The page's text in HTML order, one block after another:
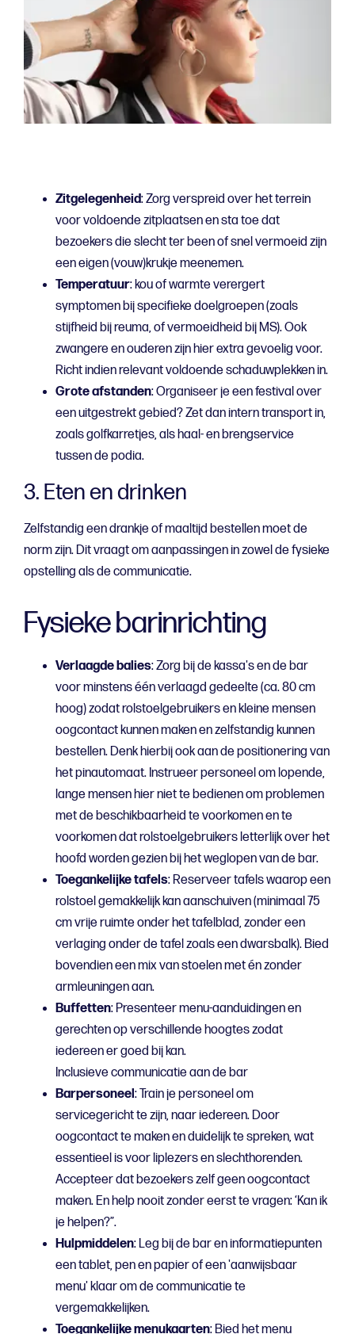
Zitgelegenheid: Zorg verspreid over het terrein
voor voldoende zitplaatsen en sta toe dat
bezoekers die slecht ter been of snel vermoeid zijn
een eigen (vouw)krukje meenemen.
Temperatuur: kou of warmte verergert
symptomen bij specifieke doelgroepen (zoals
stijfheid bij reuma, of vermoeidheid bij MS). Ook
zwangere en ouderen zijn hier extra gevoelig voor.
Richt indien relevant voldoende schaduwplekken in.
Grote afstanden: Organiseer je een festival over
een uitgestrekt gebied? Zet dan intern transport in,
zoals golfkarretjes, als haal- en brengservice
tussen de podia.
3. Eten en drinken
Zelfstandig een drankje of maaltijd bestellen moet de
norm zijn. Dit vraagt om aanpassingen in zowel de fysieke
opstelling als de communicatie.
Fysieke barinrichting
Verlaagde balies: Zorg bij de kassa's en de bar
voor minstens één verlaagd gedeelte (ca. 80 cm
hoog) zodat rolstoelgebruikers en kleine mensen
oogcontact kunnen maken en zelfstandig kunnen
bestellen. Denk hierbij ook aan de positionering van
het pinautomaat. Instrueer personeel om lopende,
lange mensen hier niet te bedienen om problemen
met de beschikbaarheid te voorkomen en te
voorkomen dat rolstoelgebruikers letterlijk over het
hoofd worden gezien bij het weglopen van de bar.
Toegankelijke tafels: Reserveer tafels waarop een
rolstoel gemakkelijk kan aanschuiven (minimaal 75
cm vrije ruimte onder het tafelblad, zonder een
verlaging onder de tafel zoals een dwarsbalk). Bied
bovendien een mix van stoelen met én zonder
armleuningen aan.
Buffetten: Presenteer menu-aanduidingen en
gerechten op verschillende hoogtes zodat
iedereen er goed bij kan.
Inclusieve communicatie aan de bar
Barpersoneel: Train je personeel om
servicegericht te zijn, naar iedereen. Door
oogcontact te maken en duidelijk te spreken, wat
essentieel is voor liplezers en slechthorenden.
Accepteer dat bezoekers zelf geen oogcontact
maken. En help nooit zonder eerst te vragen: ‘Kan ik
je helpen?”.
Hulpmiddelen: Leg bij de bar en informatiepunten
een tablet, pen en papier of een 'aanwijsbaar
menu' klaar om de communicatie te
vergemakkelijken.
Toegankelijke menukaarten: Bied het menu